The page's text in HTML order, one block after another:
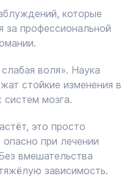
которые
профессиональной
воля». Наука
стойкие изменения в
систем мозга.
это просто
при лечении
вмешательства
зависимость.